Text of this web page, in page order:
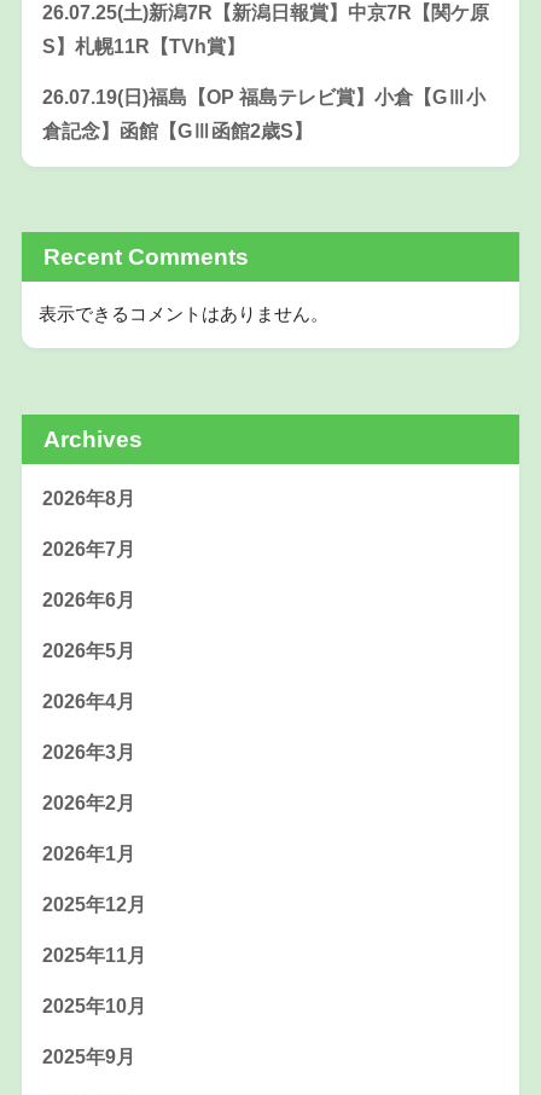
26.07.25(土)新潟7R【新潟日報賞】中京7R【関ケ原
S】札幌11R【TVh賞】
26.07.19(日)福島【OP 福島テレビ賞】小倉【GⅢ小
倉記念】函館【GⅢ函館2歳S】
Recent Comments
表示できるコメントはありません。
Archives
2026年8月
2026年7月
2026年6月
2026年5月
2026年4月
2026年3月
2026年2月
2026年1月
2025年12月
2025年11月
2025年10月
2025年9月